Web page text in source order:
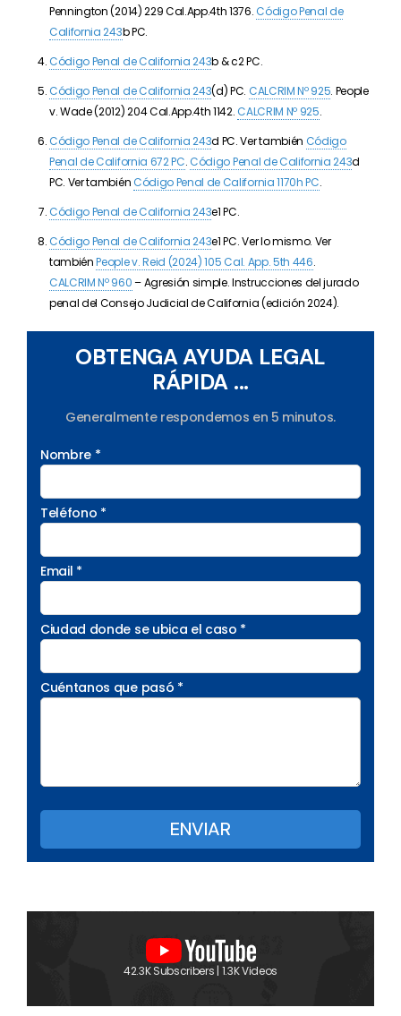
Pennington (2014) 229 Cal.App.4th 1376. Código Penal de
California 243b PC.
Código Penal de California 243b & c2 PC.
Código Penal de California 243(d) PC. CALCRIM Nº 925. People
v. Wade (2012) 204 Cal.App.4th 1142. CALCRIM Nº 925.
Código Penal de California 243d PC. Ver también Código
Penal de California 672 PC. Código Penal de California 243d
PC. Ver también Código Penal de California 1170h PC.
Código Penal de California 243e1 PC.
Código Penal de California 243e1 PC. Ver lo mismo. Ver
tambiénPeople v. Reid (2024)105 Cal. App. 5th 446.
CALCRIM Nº 960– Agresión simple. Instrucciones del jurado
penal del Consejo Judicial de California (edición 2024).
OBTENGA AYUDA LEGAL
RÁPIDA ...
Generalmente respondemos en 5 minutos.
Nombre *
Teléfono *
Email *
Ciudad donde se ubica el caso *
Cuéntanos que pasó *
42.3K Subscribers | 1.3K Videos